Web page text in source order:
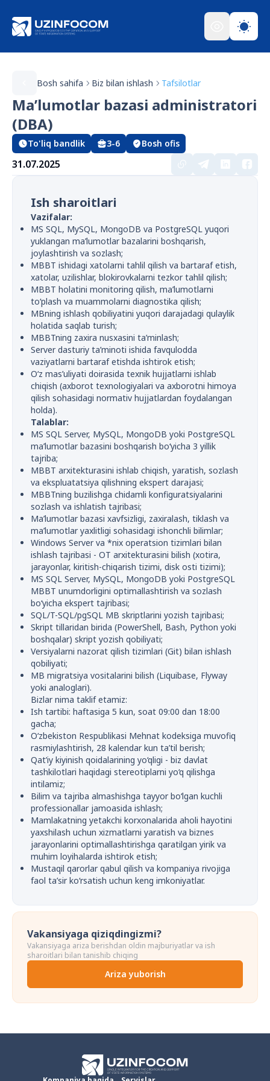
Bosh sahifa Biz bilan ishlash Tafsilotlar
Ma’lumotlar bazasi administratori
(DBA)
To'liq bandlik 3-6 Bosh ofis
31.07.2025
Ish sharoitlari
Vazifalar:
MS SQL, MySQL, MongoDB va PostgreSQL yuqori
yuklangan ma’lumotlar bazalarini boshqarish,
joylashtirish va sozlash;
MBBT ishidagi xatolarni tahlil qilish va bartaraf etish,
xatolar, uzilishlar, blokirovkalarni tezkor tahlil qilish;
MBBT holatini monitoring qilish, ma’lumotlarni
to‘plash va muammolarni diagnostika qilish;
MBning ishlash qobiliyatini yuqori darajadagi qulaylik
holatida saqlab turish;
MBBTning zaxira nusxasini ta’minlash;
Server dasturiy ta’minoti ishida favqulodda
vaziyatlarni bartaraf etishda ishtirok etish;
O‘z mas’uliyati doirasida texnik hujjatlarni ishlab
chiqish (axborot texnologiyalari va axborotni himoya
qilish sohasidagi normativ hujjatlardan foydalangan
holda).
Talablar:
MS SQL Server, MySQL, MongoDB yoki PostgreSQL
ma’lumotlar bazasini boshqarish bo‘yicha 3 yillik
tajriba;
MBBT arxitekturasini ishlab chiqish, yaratish, sozlash
va ekspluatatsiya qilishning ekspert darajasi;
MBBTning buzilishga chidamli konfiguratsiyalarini
sozlash va ishlatish tajribasi;
Ma’lumotlar bazasi xavfsizligi, zaxiralash, tiklash va
ma’lumotlar yaxlitligi sohasidagi ishonchli bilimlar;
Windows Server va *nix operatsion tizimlari bilan
ishlash tajribasi - OT arxitekturasini bilish (xotira,
jarayonlar, kiritish-chiqarish tizimi, disk osti tizimi);
MS SQL Server, MySQL, MongoDB yoki PostgreSQL
MBBT unumdorligini optimallashtirish va sozlash
bo‘yicha ekspert tajribasi;
SQL/T-SQL/pgSQL MB skriptlarini yozish tajribasi;
Skript tillaridan birida (PowerShell, Bash, Python yoki
boshqalar) skript yozish qobiliyati;
Versiyalarni nazorat qilish tizimlari (Git) bilan ishlash
qobiliyati;
MB migratsiya vositalarini bilish (Liquibase, Flyway
yoki analoglari).
Bizlar nima taklif etamiz:
Ish tartibi: haftasiga 5 kun, soat 09:00 dan 18:00
gacha;
O‘zbekiston Respublikasi Mehnat kodeksiga muvofiq
rasmiylashtirish, 28 kalendar kun ta’til berish;
Qat’iy kiyinish qoidalarining yo‘qligi - biz davlat
tashkilotlari haqidagi stereotiplarni yo‘q qilishga
intilamiz;
Bilim va tajriba almashishga tayyor bo‘lgan kuchli
professionallar jamoasida ishlash;
Mamlakatning yetakchi korxonalarida aholi hayotini
yaxshilash uchun xizmatlarni yaratish va biznes
jarayonlarini optimallashtirishga qaratilgan yirik va
muhim loyihalarda ishtirok etish;
Mustaqil qarorlar qabul qilish va kompaniya rivojiga
faol ta’sir ko‘rsatish uchun keng imkoniyatlar.
Vakansiyaga qiziqdingizmi?
Vakansiyaga ariza berishdan oldin majburiyatlar va ish
sharoitlari bilan tanishib chiqing
Ariza yuborish